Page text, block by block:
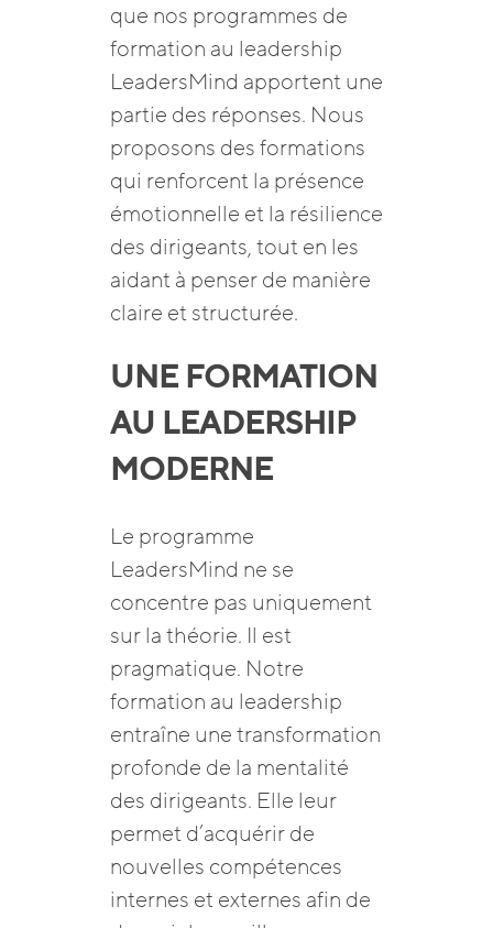
que nos programmes de
formation au leadership
LeadersMind apportent une
partie des réponses. Nous
proposons des formations
qui renforcent la présence
émotionnelle et la résilience
des dirigeants, tout en les
aidant à penser de manière
claire et structurée.
UNE FORMATION
AU LEADERSHIP
MODERNE
Le programme
LeadersMind ne se
concentre pas uniquement
sur la théorie. Il est
pragmatique. Notre
formation au leadership
entraîne une transformation
profonde de la mentalité
des dirigeants. Elle leur
permet d’acquérir de
nouvelles compétences
internes et externes afin de